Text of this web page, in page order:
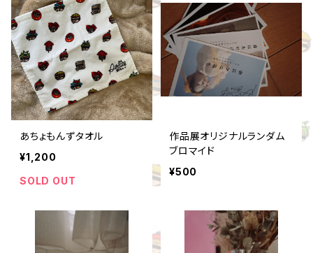
あちょもんずタオル
¥1,200
SOLD OUT
作品展オリジナルランダム
ブロマイド
¥500